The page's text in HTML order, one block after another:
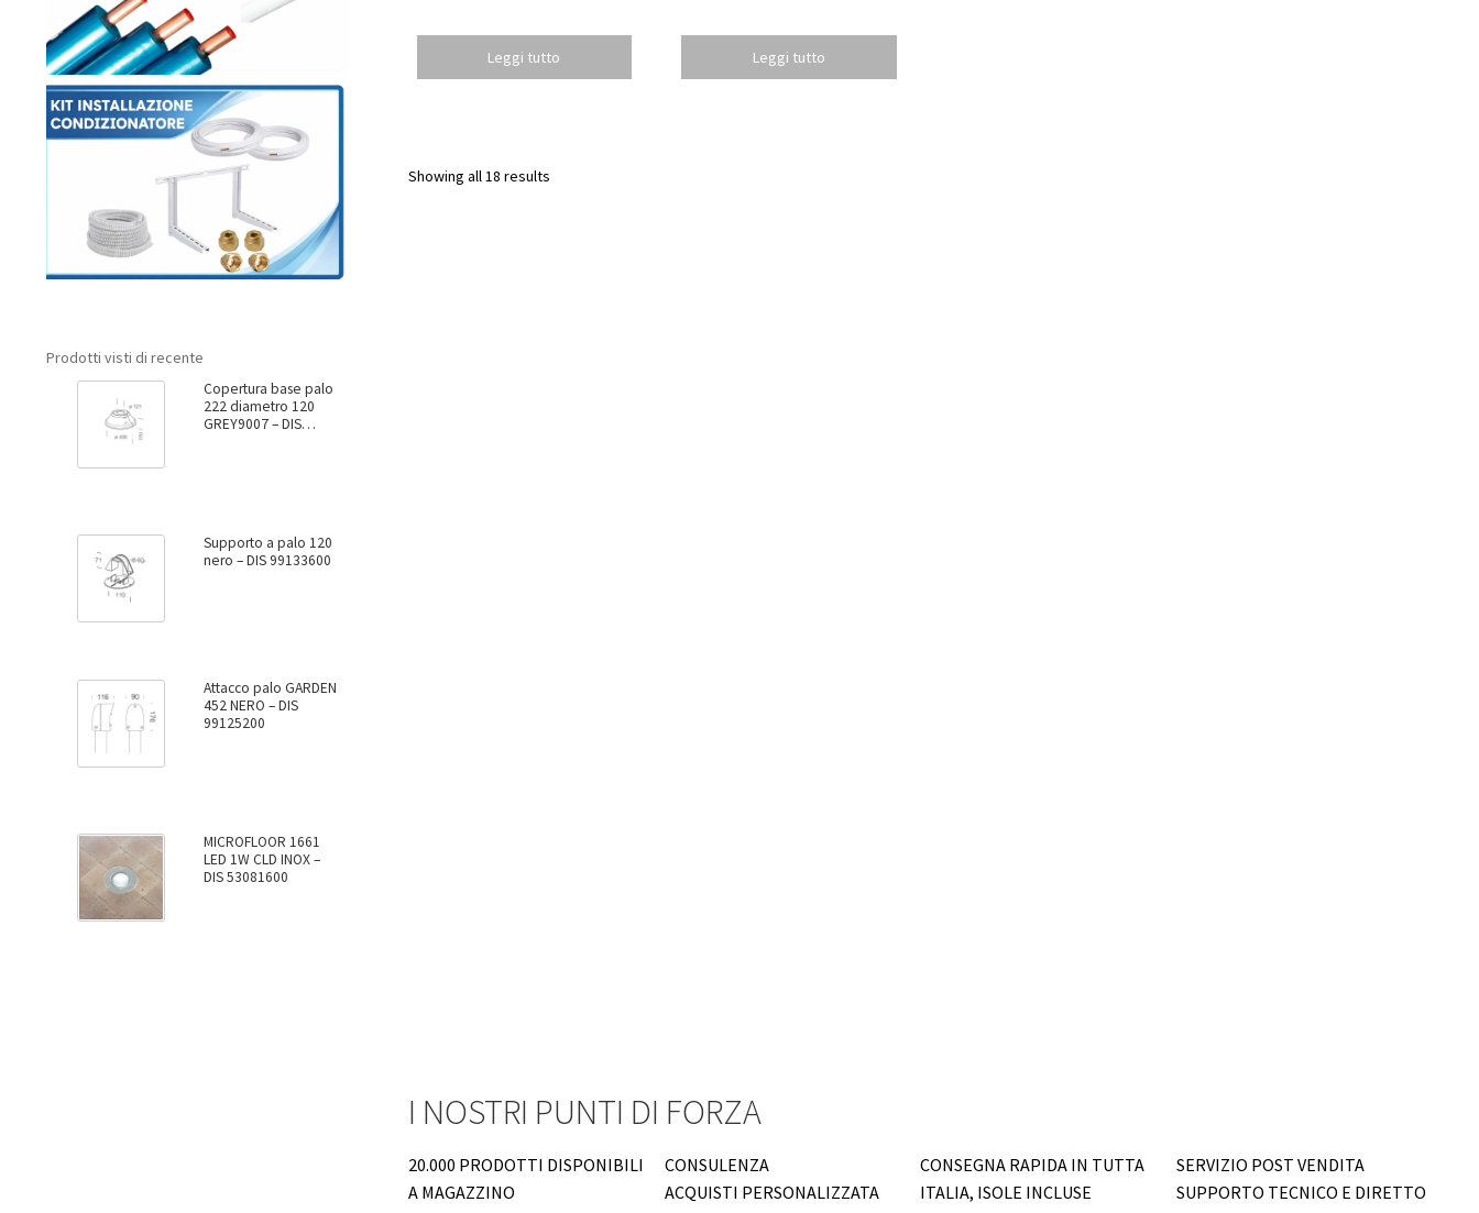
Leggi tutto Leggi tutto
Showing all 18 results
Prodotti visti di recente
Copertura base palo
222 diametro 120
GREY9007 – DIS
Supporto a palo 120
nero – DIS 99133600
Attacco palo GARDEN
452 NERO – DIS
99125200
MICROFLOOR 1661
LED 1W CLD INOX –
DIS 53081600
I NOSTRI PUNTI DI FORZA
20.000 PRODOTTI DISPONIBILI
A MAGAZZINO
CONSULENZA
ACQUISTI PERSONALIZZATA
CONSEGNA RAPIDA IN TUTTA
ITALIA, ISOLE INCLUSE
SERVIZIO POST VENDITA
SUPPORTO TECNICO E DIRETTO